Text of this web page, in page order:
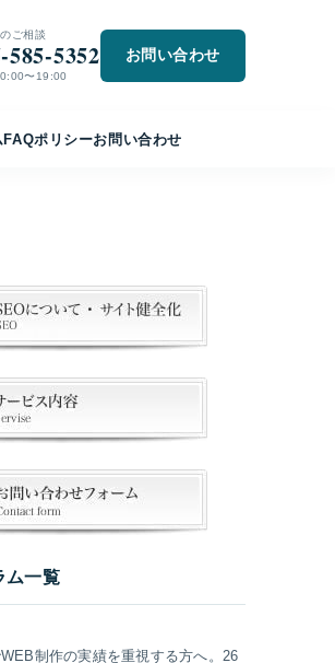
ご相談
585-5352
〜19:00
お問い合わせ
FAQポリシーお問い合わせ
ム一覧
制作の実績を重視する方へ。26